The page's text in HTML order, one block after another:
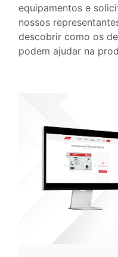
equipamentos e
nossos
descobrir como os
podem ajudar na